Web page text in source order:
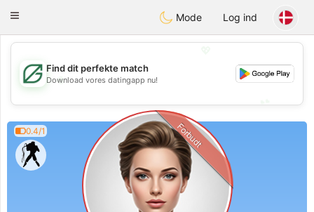
GulfDating
Toggle
Mode Log ind
💖
💕
Find dit perfekte match
Download vores datingapp nu!
0.4/1 Forbudt